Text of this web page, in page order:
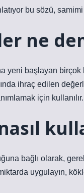
bu sözü,
ne
yeni başlayan
ihraç edilen
için kullanılır.
bağlı olarak,
uygulayın,